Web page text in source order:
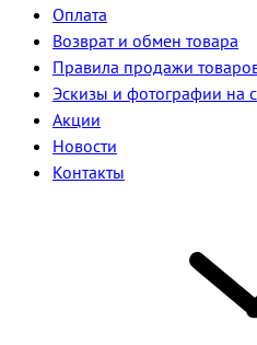
Оплата
Возврат и обмен товара
Правила продажи
Эскизы и фотографии на
Акции
Новости
Контакты